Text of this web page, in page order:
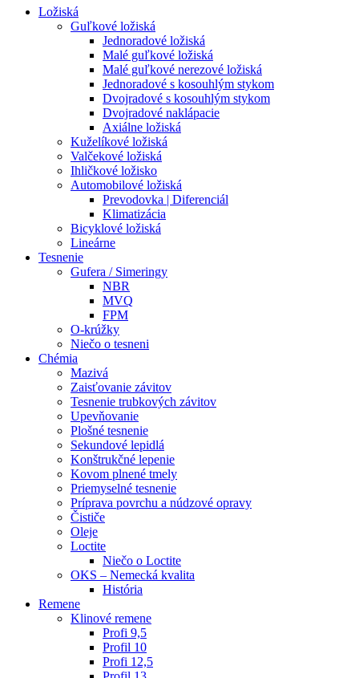
Ložiská
Guľkové ložiská
Jednoradové ložiská
Malé guľkové ložiská
Malé guľkové nerezové ložiská
Jednoradové s kosouhlým stykom
Dvojradové s kosouhlým stykom
Dvojradové naklápacie
Axiálne ložiská
Kuželíkové ložiská
Valčekové ložiská
Ihličkové ložisko
Automobilové ložiská
Prevodovka | Diferenciál
Klimatizácia
Bicyklové ložiská
Lineárne
Tesnenie
Gufera / Simeringy
NBR
MVQ
FPM
O-krúžky
Niečo o tesneni
Chémia
Mazivá
Zaisťovanie závitov
Tesnenie trubkových závitov
Upevňovanie
Plošné tesnenie
Sekundové lepidlá
Konštrukčné lepenie
Kovom plnené tmely
Priemyselné tesnenie
Príprava povrchu a núdzové opravy
Čističe
Oleje
Loctite
Niečo o Loctite
OKS – Nemecká kvalita
História
Remene
Klinové remene
Profi 9,5
Profil 10
Profi 12,5